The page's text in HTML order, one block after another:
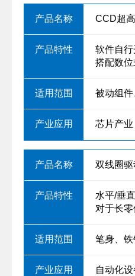
CCD超
软件自
搭配数
被动组件
芯片产业
双线圈
水平/垂
对于长
笔身、铁
自动化设